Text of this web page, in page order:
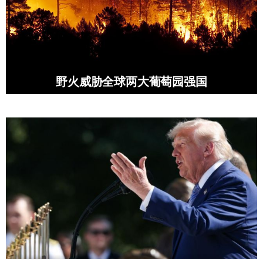
野火威胁全球两大葡萄园强国